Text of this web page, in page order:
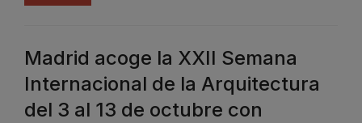
Madrid acoge la XXII Semana
Internacional de la Arquitectura
del 3 al 13 de octubre con